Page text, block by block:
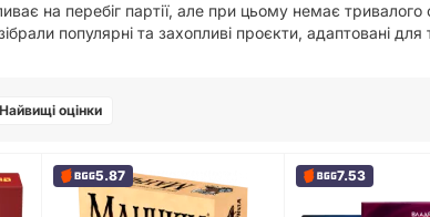
на перебіг партії, але при цьому немає тривалого
популярні та захопливі проєкти, адаптовані для
Найвищі оцінки
5.87 7.53